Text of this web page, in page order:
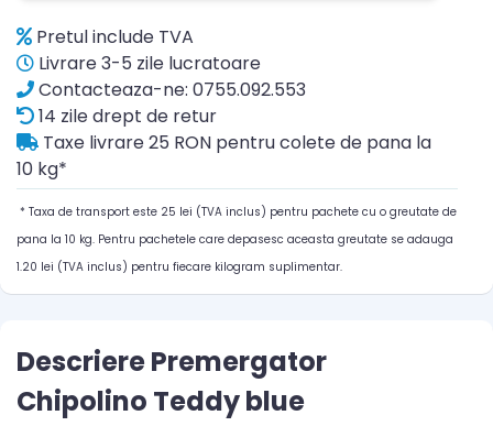
Pretul include TVA
Livrare 3-5 zile lucratoare
Contacteaza-ne: 0755.092.553
14 zile drept de retur
Taxe livrare 25 RON pentru colete de pana la
10 kg*
* Taxa de transport este 25 lei (TVA inclus) pentru pachete cu o greutate de
pana la 10 kg. Pentru pachetele care depasesc aceasta greutate se adauga
1.20 lei (TVA inclus) pentru fiecare kilogram suplimentar.
Descriere Premergator
Chipolino Teddy blue